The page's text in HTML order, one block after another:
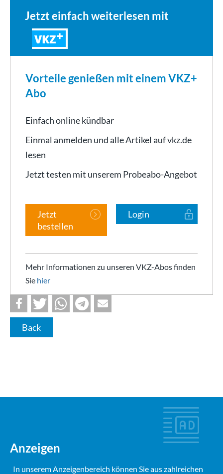
Jetzt einfach weiterlesen mit
VKZ
Vorteile genießen mit einem VKZ+
Abo
Einfach online kündbar
Einmal anmelden und alle Artikel auf vkz.de
lesen
Jetzt testen mit unserem Probeabo-Angebot
Jetzt
bestellen
Login
Mehr Informationen zu unseren VKZ-Abos finden
Sie hier
Back
Anzeigen
In unserem Anzeigenbereich können Sie aus zahlreichen